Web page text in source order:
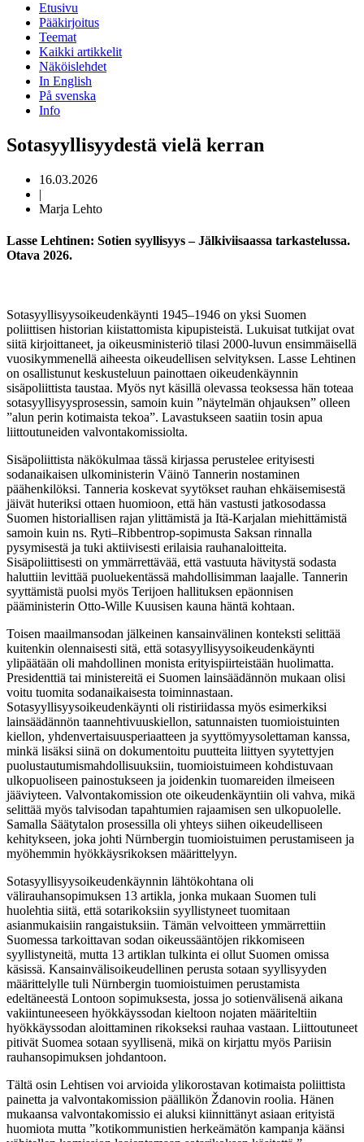
Etusivu
Pääkirjoitus
Teemat
Kaikki artikkelit
Näköislehdet
In English
På svenska
Info
Sotasyyllisyydestä vielä kerran
16.03.2026
|
Marja Lehto
Lasse Lehtinen: Sotien syyllisyys – Jälkiviisaassa tarkastelussa.
Otava 2026.
Sotasyyllisyysoikeudenkäynti 1945–1946 on yksi Suomen
poliittisen historian kiistattomista kipupisteistä. Lukuisat tutkijat ovat
siitä kirjoittaneet, ja oikeusministeriö tilasi 2000-luvun ensimmäisellä
vuosikymmenellä aiheesta oikeudellisen selvityksen. Lasse Lehtinen
on osallistunut keskusteluun painottaen oikeudenkäynnin
sisäpoliittista taustaa. Myös nyt käsillä olevassa teoksessa hän toteaa
sotasyyllisyysprosessin, samoin kuin ”näytelmän ohjauksen” olleen
”alun perin kotimaista tekoa”. Lavastukseen saatiin tosin apua
liittoutuneiden valvontakomissiolta.
Sisäpoliittista näkökulmaa tässä kirjassa perustelee erityisesti
sodanaikaisen ulkoministerin Väinö Tannerin nostaminen
päähenkilöksi. Tanneria koskevat syytökset rauhan ehkäisemisestä
jäivät huteriksi ottaen huomioon, että hän vastusti jatkosodassa
Suomen historiallisen rajan ylittämistä ja Itä-Karjalan miehittämistä
samoin kuin ns. Ryti–Ribbentrop-sopimusta Saksan rinnalla
pysymisestä ja tuki aktiivisesti erilaisia rauhanaloitteita.
Sisäpoliittisesti on ymmärrettävää, että vastuuta hävitystä sodasta
haluttiin levittää puoluekentässä mahdollisimman laajalle. Tannerin
syyttämistä puolsi myös Terijoen hallituksen epäonnisen
pääministerin Otto-Wille Kuusisen kauna häntä kohtaan.
Toisen maailmansodan jälkeinen kansainvälinen konteksti selittää
kuitenkin olennaisesti sitä, että sotasyyllisyysoikeudenkäynti
ylipäätään oli mahdollinen monista erityispiirteistään huolimatta.
Presidenttiä tai ministereitä ei Suomen lainsäädännön mukaan olisi
voitu tuomita sodanaikaisesta toiminnastaan.
Sotasyyllisyysoikeudenkäynti oli ristiriidassa myös esimerkiksi
lainsäädännön taannehtivuuskiellon, satunnaisten tuomioistuinten
kiellon, yhdenvertaisuusperiaatteen ja syyttömyysolettaman kanssa,
minkä lisäksi siinä on dokumentoitu puutteita liittyen syytettyjen
puolustautumismahdollisuuksiin, tuomioistuimeen kohdistuvaan
ulkopuoliseen painostukseen ja joidenkin tuomareiden ilmeiseen
jääviyteen. Valvontakomission ote oikeudenkäyntiin oli vahva, mikä
selittää myös talvisodan tapahtumien rajaamisen sen ulkopuolelle.
Samalla Säätytalon prosessilla oli yhteys siihen oikeudelliseen
kehitykseen, joka johti Nürnbergin tuomioistuimen perustamiseen ja
myöhemmin hyökkäysrikoksen määrittelyyn.
Sotasyyllisyysoikeudenkäynnin lähtökohtana oli
välirauhansopimuksen 13 artikla, jonka mukaan Suomen tuli
huolehtia siitä, että sotarikoksiin syyllistyneet tuomitaan
asianmukaisiin rangaistuksiin. Tämän velvoitteen ymmärrettiin
Suomessa tarkoittavan sodan oikeussääntöjen rikkomiseen
syyllistyneitä, mutta 13 artiklan tulkinta ei ollut Suomen omissa
käsissä. Kansainvälisoikeudellinen perusta sotaan syyllisyyden
määrittelylle tuli Nürnbergin tuomioistuimen perustamista
edeltäneestä Lontoon sopimuksesta, jossa jo sotienvälisenä aikana
vakiintuneeseen hyökkäyssodan kieltoon nojaten määriteltiin
hyökkäyssodan aloittaminen rikokseksi rauhaa vastaan. Liittoutuneet
pitivät Suomea sotaan syyllisenä, mikä on kirjattu myös Pariisin
rauhansopimuksen johdantoon.
Tältä osin Lehtisen voi arvioida ylikorostavan kotimaista poliittista
painetta ja valvontakomission päällikön Ždanovin roolia. Hänen
mukaansa valvontakomissio ei aluksi kiinnittänyt asiaan erityistä
huomiota mutta ”kotikommunistien herkeämätön kampanja käänsi